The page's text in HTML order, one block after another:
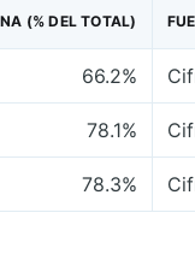
(% DEL TOTAL)
66.2%
78.1%
78.3%